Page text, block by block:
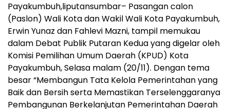
Payakumbuh,liputansumbar– Pasangan calon
(Paslon) Wali Kota dan Wakil Wali Kota Payakumbuh,
Erwin Yunaz dan Fahlevi Mazni, tampil memukau
dalam Debat Publik Putaran Kedua yang digelar oleh
Komisi Pemilihan Umum Daerah (KPUD) Kota
Payakumbuh, Selasa malam (20/11). Dengan tema
besar “Membangun Tata Kelola Pemerintahan yang
Baik dan Bersih serta Memastikan Terselenggaranya
Pembangunan Berkelanjutan Pemerintahan Daerah